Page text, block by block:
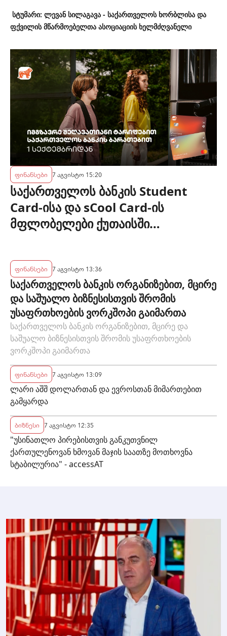
სტუმარი: ლევან სილაგავა - საქართველოს ხორბლისა და
ფქვილის მწარმოებელთა ასოციაციის ხელმძღვანელი
ფინანსები 7 აგვისტო 15:20
საქართველოს ბანკის Student
Card-ისა და sCool Card-ის
მფლობელები ქუთაისში
ტარიფით ისარგებლებენ
ფინანსები 7 აგვისტო 13:36
საქართველოს ბანკის ორგანიზებით, მცირე
და საშუალო ბიზნესისთვის შრომის
უსაფრთხოების ვორკშოპი გაიმართა
საქართველოს ბანკის ორგანიზებით, მცირე და
საშუალო ბიზნესისთვის შრომის უსაფრთხოების
ვორკშოპი გაიმართა
ფინანსები 7 აგვისტო 13:09
ლარი აშშ დოლართან და ევროსთან მიმართებით
გამყარდა
ბიზნესი 7 აგვისტო 12:35
"უსინათლო პირებისთვის განკუთვნილ
ქართულენოვან ხმოვან მაჯის საათზე მოთხოვნა
სტაბილურია" - accessAT